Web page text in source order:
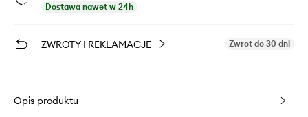
Dostawa nawet w 24h
ZWROTY I REKLAMACJE Zwrot do 30 dni
Opis produktu